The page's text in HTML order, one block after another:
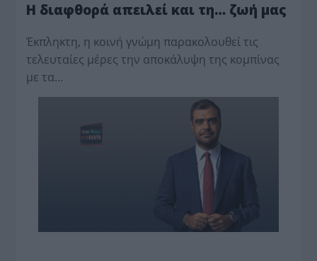
Η διαφθορά απειλεί και τη… ζωή μας
Έκπληκτη, η κοινή γνώμη παρακολουθεί τις
τελευταίες μέρες την αποκάλυψη της κο­μπίνας
με τα…